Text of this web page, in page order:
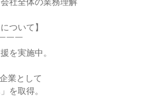
ついて】
￣￣
を実施中。
業として
を取得。